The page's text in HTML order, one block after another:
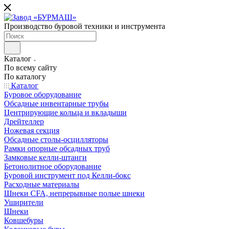
Производство буровой техники и инструмента
Каталог
По всему сайту
По каталогу
Каталог
Буровое оборудование
Обсадные инвентарные трубы
Центрирующие кольца и вкладыши
Дрейтеллер
Ножевая секция
Обсадные столы-осцилляторы
Рамки опорные обсадных труб
Замковые келли-штанги
Бетонолитное оборудование
Буровой инструмент под Келли-бокс
Расходные материалы
Шнеки CFA, непрерывные полые шнеки
Уширители
Шнеки
Ковшебуры